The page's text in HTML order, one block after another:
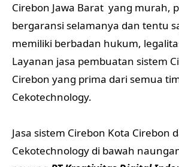
Cirebon Jawa Barat yang murah,
bergaransi selamanya dan tentu
memiliki berbadan hukum,
Layanan jasa pembuatan sistem
Cirebon yang prima dari semua
Cekotechnology.
Jasa sistem Cirebon Kota Cirebon
Cekotechnology di bawah